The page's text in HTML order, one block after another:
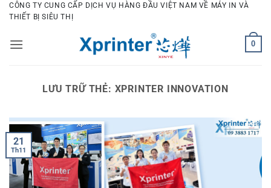
Bỏ
qua
dung
CÔNG TY CUNG CẤP DỊCH VỤ HÀNG ĐẦU VIỆT NAM VỀ MÁY IN VÀ
THIẾT BỊ SIÊU THỊ
0
LƯU TRỮ THẺ: XPRINTER INNOVATION
21
Th11